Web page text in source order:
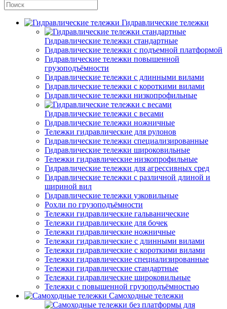
Гидравлические тележки
Гидравлические тележки стандартные
Гидравлические тележки с подъемной платформой
Гидравлические тележки повышенной
грузоподъёмности
Гидравлические тележки с длинными вилами
Гидравлические тележки с короткими вилами
Гидравлические тележки низкопрофильные
Гидравлические тележки с весами
Гидравлические тележки ножничные
Тележки гидравлические для рулонов
Гидравлические тележки специализированные
Гидравлические тележки широковильные
Тележки гидравлические низкопрофильные
Гидравлические тележки для агрессивных сред
Гидравлические тележки с различной длиной и
шириной вил
Гидравлические тележки узковильные
Рохли по грузоподъёмности
Тележки гидравлические гальванические
Тележки гидравлические для бочек
Тележки гидравлические ножничные
Тележки гидравлические с длинными вилами
Тележки гидравлические с короткими вилами
Тележки гидравлические специализированные
Тележки гидравлические стандартные
Тележки гидравлические широковильные
Тележки с повышенной грузоподъёмностью
Самоходные тележки